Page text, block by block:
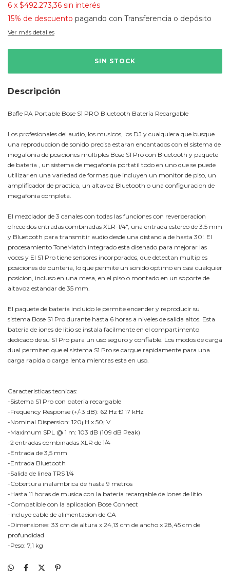
6 x $492.273,36 sin interés
15% de descuento pagando con Transferencia o depósito
Ver más detalles
Descripción
Bafle PA Portable Bose S1 PRO Bluetooth Batería Recargable
Los profesionales del audio, los musicos, los DJ y cualquiera que busque
una reproduccion de sonido precisa estaran encantados con el sistema de
megafonia de posiciones multiples Bose S1 Pro con Bluetooth y paquete
de bateria , un sistema de megafonia portatil todo en uno que se puede
utilizar en una variedad de formas que incluyen un monitor de piso, un
amplificador de practica, un altavoz Bluetooth o una configuracion de
megafonia completa.
El mezclador de 3 canales con todas las funciones con reverberacion
ofrece dos entradas combinadas XLR-1/4", una entrada estereo de 3.5 mm
y Bluetooth para transmitir audio desde una distancia de hasta 30'. El
procesamiento ToneMatch integrado esta disenado para mejorar las
voces y El S1 Pro tiene sensores incorporados, que detectan multiples
posiciones de punteria, lo que permite un sonido optimo en casi cualquier
posicion, incluso en una mesa, en el piso o montado en un soporte de
altavoz estandar de 35 mm.
El paquete de bateria incluido le permite encender y reproducir su
sistema Bose S1 Pro durante hasta 6 horas a niveles de salida altos. Esta
bateria de iones de litio se instala facilmente en el compartimento
dedicado de su S1 Pro para un uso seguro y confiable. Los modos de carga
dual permiten que el sistema S1 Pro se cargue rapidamente para una
carga rapida o carga lenta mientras esta en uso.
Caracteristicas tecnicas:
-Sistema S1 Pro con bateria recargable
-Frequency Response (+/-3 dB): 62 Hz Ð 17 kHz
-Nominal Dispersion: 120¡ H x 50¡ V
-Maximum SPL @ 1 m: 103 dB (109 dB Peak)
-2 entradas combinadas XLR de 1/4
-Entrada de 3,5 mm
-Entrada Bluetooth
-Salida de linea TRS 1/4
-Cobertura inalambrica de hasta 9 metros
-Hasta 11 horas de musica con la bateria recargable de iones de litio
-Compatible con la aplicacion Bose Connect
-Incluye cable de alimentacion de CA
-Dimensiones: 33 cm de altura x 24,13 cm de ancho x 28,45 cm de
profundidad
-Peso: 7,1 kg